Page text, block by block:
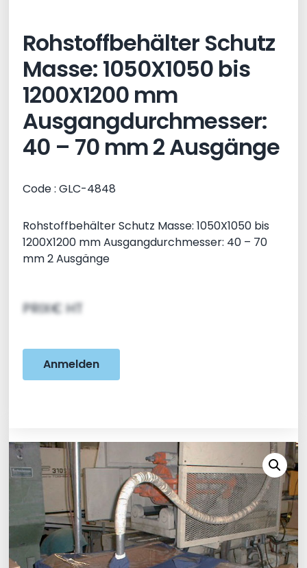
Rohstoffbehälter Schutz
Masse: 1050X1050 bis
1200X1200 mm
Ausgangdurchmesser:
40 – 70 mm 2 Ausgänge
Code : GLC-4848
Rohstoffbehälter Schutz Masse: 1050X1050 bis
1200X1200 mm Ausgangdurchmesser: 40 – 70
mm 2 Ausgänge
PRIX€ HT
Anmelden